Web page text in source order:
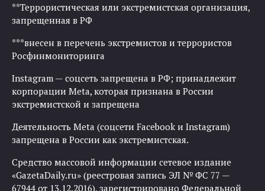
**Террористическая или экстремистская организация,
запрещенная в РФ
***внесен в перечень экстремистов и террористов
Росфинмониторинга
Instagram — соцсеть запрещена в РФ; принадлежит
корпорации Meta, которая признана в России
экстремистской и запрещена
Деятельность Meta (соцсети Facebook и Instagram)
запрещена в России как экстремистская.
Средство массовой информации сетевое издание
«GazetaDaily.ru» (реестровая запись ЭЛ № ФС 77 —
67944 от 13.12.2016), зарегистрировано Федеральной